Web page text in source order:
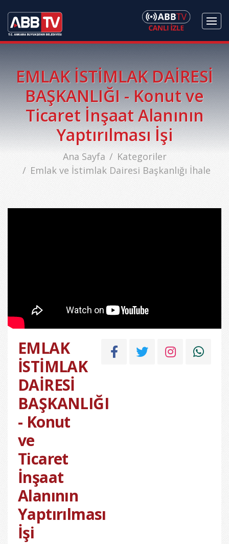
EMLAK İSTİMLAK DAİRESİ
BAŞKANLIĞI - Konut ve
Ticaret İnşaat Alanının
Yaptırılması İşi
Ana Sayfa
Kategoriler
Emlak ve İstimlak Dairesi Başkanlığı İhale
EMLAK
İSTİMLAK
DAİRESİ
BAŞKANLIĞI
- Konut
ve
Ticaret
İnşaat
Alanının
Yaptırılması
İşi